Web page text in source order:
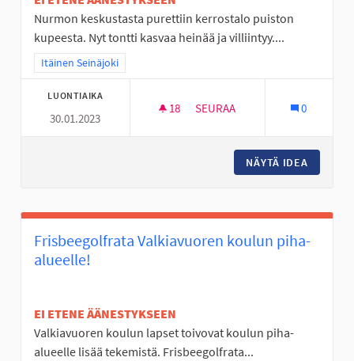
Nurmon keskustasta purettiin kerrostalo puiston
kupeesta. Nyt tontti kasvaa heinää ja villiintyy....
Rajaa tulokset teeman mukaan: Itäinen Seinäjoki
Itäinen Seinäjoki
LUONTIAIKA
30.01.2023
18 18 SEURAAJAA
SEURAA 0
NÄYTÄ IDEA
Frisbeegolfrata Valkiavuoren koulun piha-
alueelle!
EI ETENE ÄÄNESTYKSEEN
Valkiavuoren koulun lapset toivovat koulun piha-
alueelle lisää tekemistä. Frisbeegolfrata...